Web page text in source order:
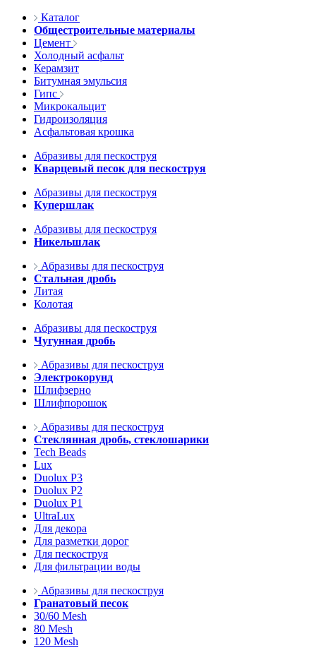
Каталог
Общестроительные материалы
Цемент
Холодный асфальт
Керамзит
Битумная эмульсия
Гипс
Микрокальцит
Гидроизоляция
Асфальтовая крошка
Абразивы для пескоструя
Кварцевый песок для пескоструя
Абразивы для пескоструя
Купершлак
Абразивы для пескоструя
Никельшлак
Абразивы для пескоструя
Стальная дробь
Литая
Колотая
Абразивы для пескоструя
Чугунная дробь
Абразивы для пескоструя
Электрокорунд
Шлифзерно
Шлифпорошок
Абразивы для пескоструя
Стеклянная дробь, стеклошарики
Tech Beads
Lux
Duolux P3
Duolux P2
Duolux P1
UltraLux
Для декора
Для разметки дорог
Для пескоструя
Для фильтрации воды
Абразивы для пескоструя
Гранатовый песок
30/60 Mesh
80 Mesh
120 Mesh